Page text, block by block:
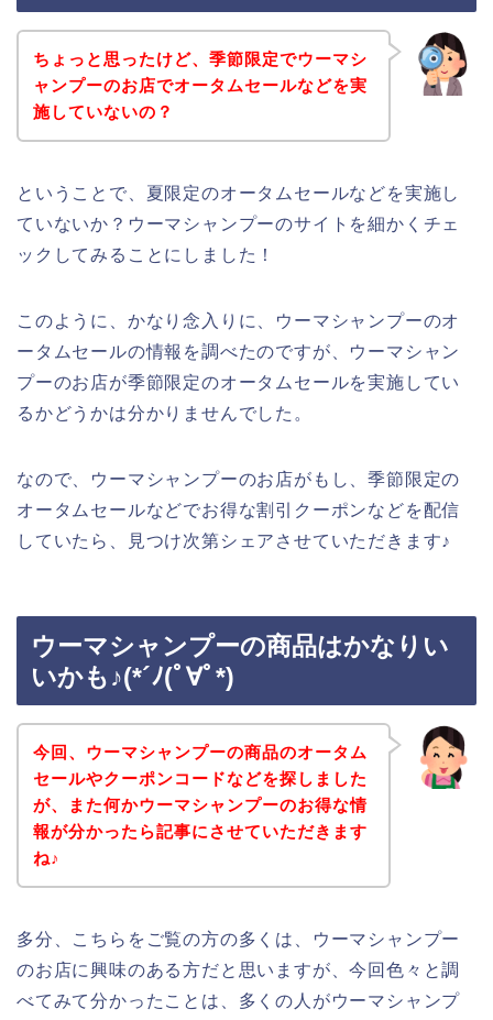
ちょっと思ったけど、季節限定でウーマシ
ャンプーのお店でオータムセールなどを実
施していないの？
ということで、夏限定のオータムセールなどを実施し
ていないか？ウーマシャンプーのサイトを細かくチェ
ックしてみることにしました！
このように、かなり念入りに、ウーマシャンプーのオ
ータムセールの情報を調べたのですが、ウーマシャン
プーのお店が季節限定のオータムセールを実施してい
るかどうかは分かりませんでした。
なので、ウーマシャンプーのお店がもし、季節限定の
オータムセールなどでお得な割引クーポンなどを配信
していたら、見つけ次第シェアさせていただきます♪
ウーマシャンプーの商品はかなりい
いかも♪(*´ﾉ(ﾟ∀ﾟ*)
今回、ウーマシャンプーの商品のオータム
セールやクーポンコードなどを探しました
が、また何かウーマシャンプーのお得な情
報が分かったら記事にさせていただきます
ね♪
多分、こちらをご覧の方の多くは、ウーマシャンプー
のお店に興味のある方だと思いますが、今回色々と調
べてみて分かったことは、多くの人がウーマシャンプ